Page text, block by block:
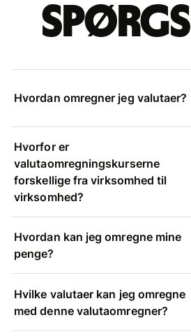
Hvordan omregner jeg valutaer?
Hvorfor er
valutaomregningskurserne
forskellige fra virksomhed til
virksomhed?
Hvordan kan jeg omregne mine
penge?
Hvilke valutaer kan jeg omregne
med denne valutaomregner?